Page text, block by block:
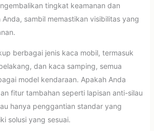
tingkat keamanan dan
sambil memastikan visibilitas yang
berbagai jenis kaca mobil, termasuk
dan kaca samping, semua
model kendaraan. Apakah Anda
fitur tambahan seperti lapisan anti-silau
hanya penggantian standar yang
solusi yang sesuai.